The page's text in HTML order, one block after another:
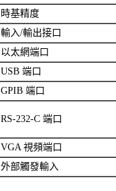
時基精度
輸入/輸出接口
以太網端口
USB 端口
GPIB 端口
RS-232-C 端口
VGA 視頻端口
外部觸發輸入